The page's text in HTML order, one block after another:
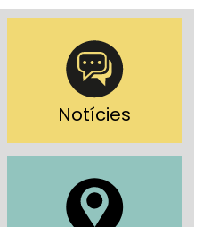
Notícies